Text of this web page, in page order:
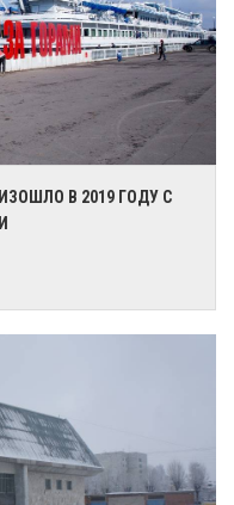
В 2019 ГОДУ С